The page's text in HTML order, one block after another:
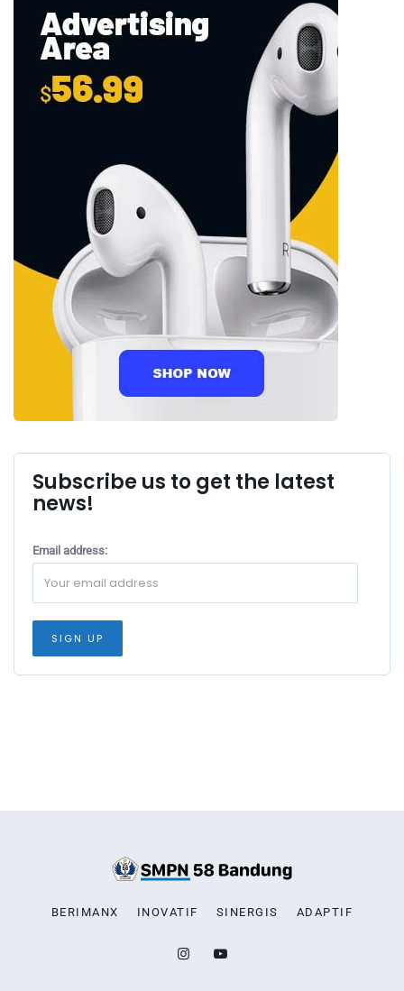
Subscribe us to get the latest
news!
Email address:
BERIMANX INOVATIF SINERGIS ADAPTIF